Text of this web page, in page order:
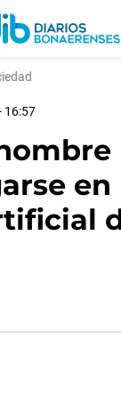
16:57
en